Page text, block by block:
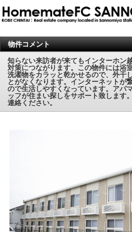
物件コメント
知らない来訪者が来てもインターホン
対策につながります。この物件には浴
洗濯物をカラッと乾かせるので、外干
とがなくなります。インターネットが
ので生活しやすくなっています。アパ
ッフが住まい探しをサポート致します
連絡ください。